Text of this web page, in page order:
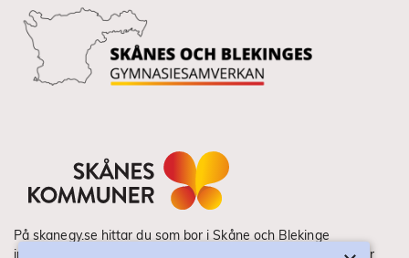
På skanegy.se hittar du som bor i Skåne och Blekinge
information om ditt gymnasieval. Här ser du vilka utbildningar